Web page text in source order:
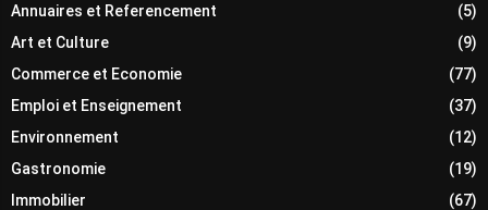
Annuaires et Referencement
(5)
Art et Culture
(9)
Commerce et Economie
(77)
Emploi et Enseignement
(37)
Environnement
(12)
Gastronomie
(19)
Immobilier
(67)